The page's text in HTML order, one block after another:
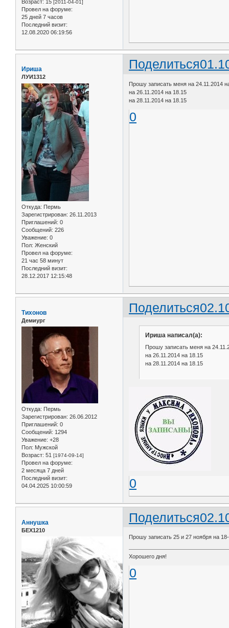
Возраст: 15 [2011-04-01]
Провел на форуме:
25 дней 7 часов
Последний визит:
12.08.2020 06:19:56
Поделиться
Ириша
ЛУИ1312
Откуда: Пермь
Зарегистрирован: 26.11.2013
Приглашений: 0
Сообщений: 226
Уважение: 0
Пол: Женский
Провел на форуме:
21 час 58 минут
Последний визит:
28.12.2017 12:15:48
Прошу записать меня на 24.11.2014
на 26.11.2014 на 18.15
на 28.11.2014 на 18.15
0
Поделиться
Тихонов
Демиург
Откуда: Пермь
Зарегистрирован: 26.06.2012
Приглашений: 0
Сообщений: 1294
Уважение: +28
Пол: Мужской
Возраст: 51 [1974-09-14]
Провел на форуме:
2 месяца 7 дней
Последний визит:
04.04.2025 10:00:59
Ириша написал(а):
Прошу записать меня на
на 26.11.2014 на 18.15
на 28.11.2014 на 18.15
0
Поделиться
Аннушка
БЕХ1210
Прошу записать 25 и 27 ноября на
Хорошего дня!
0